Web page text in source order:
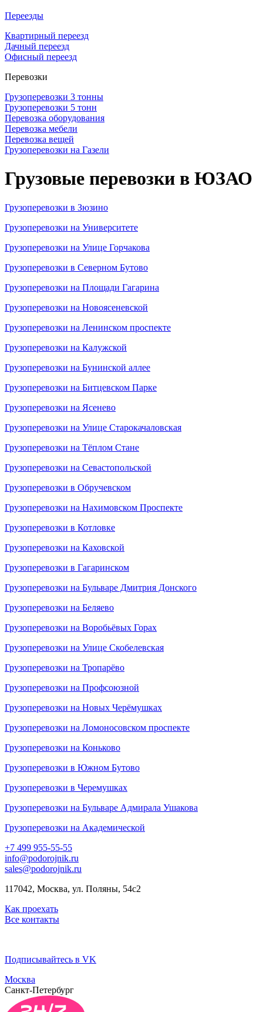
Переезды
Квартирный переезд
Дачный переезд
Офисный переезд
Перевозки
Грузоперевозки 3 тонны
Грузоперевозки 5 тонн
Перевозка оборудования
Перевозка мебели
Перевозка вещей
Грузоперевозки на Газели
Грузовые перевозки в ЮЗАО
Грузоперевозки в Зюзино
Грузоперевозки на Университете
Грузоперевозки на Улице Горчакова
Грузоперевозки в Северном Бутово
Грузоперевозки на Площади Гагарина
Грузоперевозки на Новоясеневской
Грузоперевозки на Ленинском проспекте
Грузоперевозки на Калужской
Грузоперевозки на Бунинской аллее
Грузоперевозки на Битцевском Парке
Грузоперевозки на Ясенево
Грузоперевозки на Улице Старокачаловская
Грузоперевозки на Тёплом Стане
Грузоперевозки на Севастопольской
Грузоперевозки в Обручевском
Грузоперевозки на Нахимовском Проспекте
Грузоперевозки в Котловке
Грузоперевозки на Каховской
Грузоперевозки в Гагаринском
Грузоперевозки на Бульваре Дмитрия Донского
Грузоперевозки на Беляево
Грузоперевозки на Воробьёвых Горах
Грузоперевозки на Улице Скобелевская
Грузоперевозки на Тропарёво
Грузоперевозки на Профсоюзной
Грузоперевозки на Новых Черёмушках
Грузоперевозки на Ломоносовском проспекте
Грузоперевозки на Коньково
Грузоперевозки в Южном Бутово
Грузоперевозки в Черемушках
Грузоперевозки на Бульваре Адмирала Ушакова
Грузоперевозки на Академической
+7 499 955-55-55
info@podorojnik.ru
sales@podorojnik.ru
117042, Москва, ул. Поляны, 54с2
Как проехать
Все контакты
Подписывайтесь в VK
Москва
Санкт-Петербург